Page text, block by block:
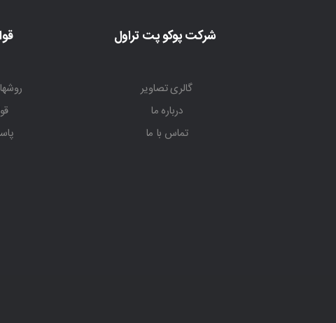
شرکت پوکو پت تراول
گالری تصاویر
درباره ما
تماس با ما